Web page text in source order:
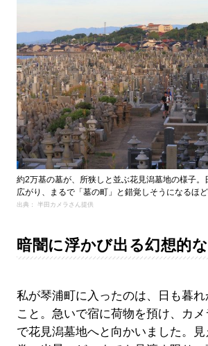
約2万基の墓が、所狭しと並ぶ花見潟墓地の様子。
広がり、まるで「墓の町」と錯覚しそうになるほど
出典： 半田カメラさん提供
暗闇に浮かび出る幻想的
私が琴浦町に入ったのは、日も暮
こと。急いで宿に荷物を預け、カ
で花見潟墓地へと向かいました。